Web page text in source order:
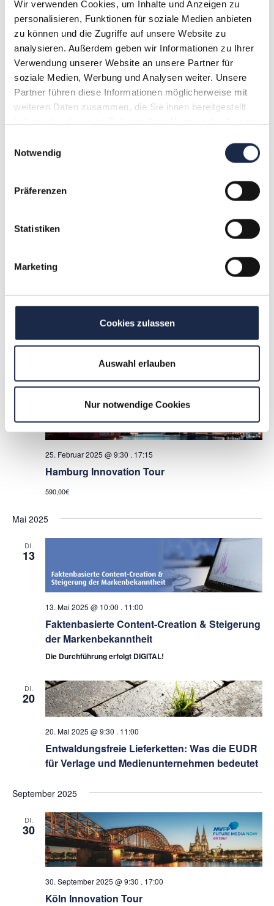
Wir verwenden Cookies, um Inhalte und Anzeigen zu
personalisieren, Funktionen für soziale Medien anbieten
zu können und die Zugriffe auf unsere Website zu
analysieren. Außerdem geben wir Informationen zu Ihrer
Verwendung unserer Website an unsere Partner für
soziale Medien, Werbung und Analysen weiter. Unsere
Partner führen diese Informationen möglicherweise mit
weiteren Daten zusammen, die Sie ihnen bereitgestellt
Notwendig
Präferenzen
Statistiken
Marketing
Cookies zulassen
Auswahl erlauben
Nur notwendige Cookies
Vom Presseerzeugnis zur Medienmarke: Neue
IVW-Angebote zur Digitalisierung im
Printmarkt
Die Durchführung erfolgt DIGITAL!
Januar 2025
29
Community-Strategien als zusätzliche
Die Durchführung erfolgt DIGITAL!
Februar 2025
25
25. Februar 2025 @ 9:30 . 17:15
Hamburg Innovation Tour
590,00€
Mai 2025
DI.
13
13. Mai 2025 @ 10:00 . 11:00
Faktenbasierte Content-Creation & Steigerung
der Markenbekanntheit
Die Durchführung erfolgt DIGITAL!
DI.
20
20. Mai 2025 @ 9:30 . 11:00
Entwaldungsfreie Lieferketten: Was die EUDR
für Verlage und Medienunternehmen bedeutet
September 2025
DI.
30
30. September 2025 @ 9:30 . 17:00
Köln Innovation Tour